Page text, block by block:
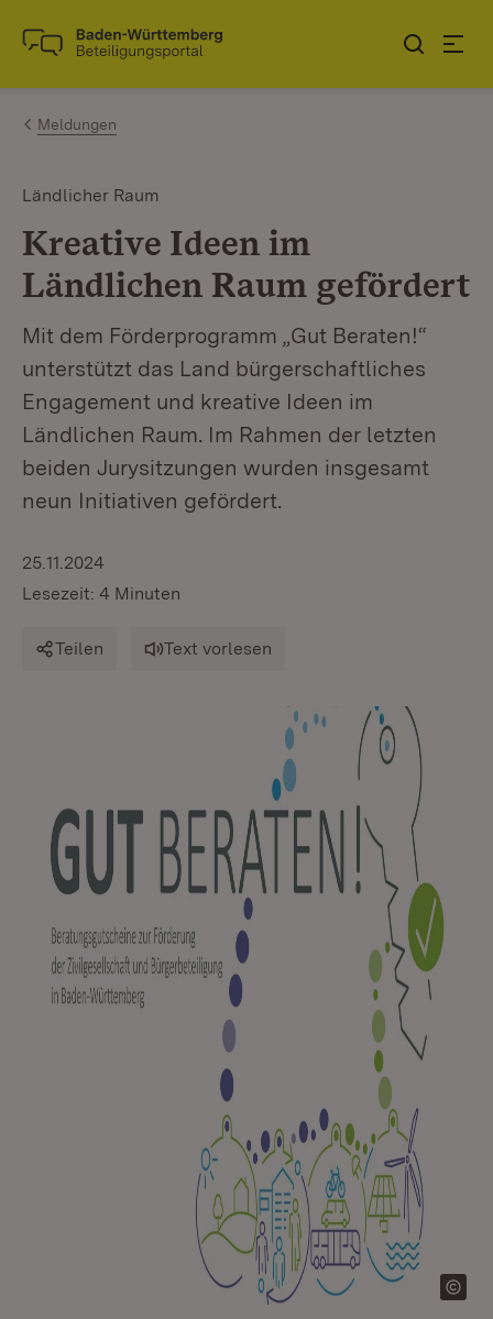
Zum Inhalt springen
Link zur Startseite
Meldungen
Ländlicher Raum
Kreative Ideen im
Ländlichen Raum gefördert
Mit dem Förderprogramm „Gut Beraten!“
unterstützt das Land bürgerschaftliches
Engagement und kreative Ideen im
Ländlichen Raum. Im Rahmen der letzten
beiden Jurysitzungen wurden insgesamt
neun Initiativen gefördert.
25.11.2024
Lesezeit: 4 Minuten
Teilen Text vorlesen